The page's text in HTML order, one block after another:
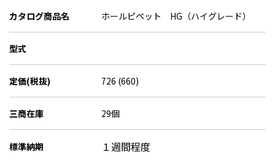
カタログ商品名 ホールピペット HG（ハイグレード）
型式
定価(税抜) 726 (660)
三商在庫 29個
標準納期 １週間程度